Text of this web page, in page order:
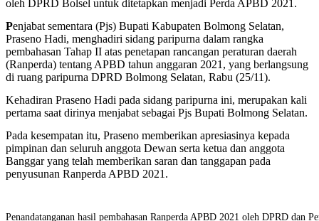
oleh DPRD Bolsel untuk ditetapkan menjadi Perda APBD 2021.
Penjabat sementara (Pjs) Bupati Kabupaten Bolmong Selatan,
Praseno Hadi, menghadiri sidang paripurna dalam rangka
pembahasan Tahap II atas penetapan rancangan peraturan daerah
(Ranperda) tentang APBD tahun anggaran 2021, yang berlangsung
di ruang paripurna DPRD Bolmong Selatan, Rabu (25/11).
Kehadiran Praseno Hadi pada sidang paripurna ini, merupakan kali
pertama saat dirinya menjabat sebagai Pjs Bupati Bolmong Selatan.
Pada kesempatan itu, Praseno memberikan apresiasinya kepada
pimpinan dan seluruh anggota Dewan serta ketua dan anggota
Banggar yang telah memberikan saran dan tanggapan pada
penyusunan Ranperda APBD 2021.
Penandatanganan hasil pembahasan Ranperda APBD 2021 oleh DPRD dan